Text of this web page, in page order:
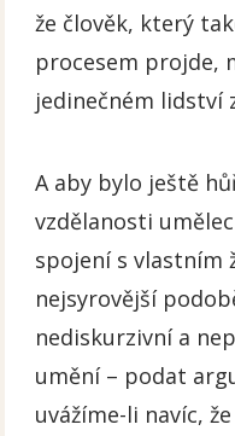
že člověk, který
procesem projde,
jedinečném lidství
A aby bylo ještě
vzdělanosti
spojení s vlastním
nejsyrovější
nediskurzivní a
umění – podat
uvážíme-li navíc,